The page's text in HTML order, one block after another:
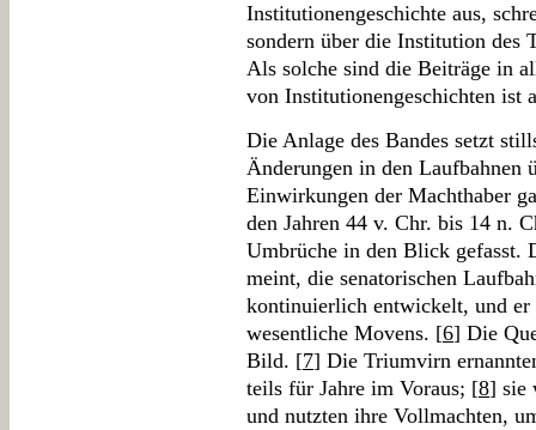
Institutionengeschichte aus,
sondern über die Institution des
Als solche sind die Beiträge in
von Institutionengeschichten ist
Die Anlage des Bandes setzt
Änderungen in den Laufbahnen
Einwirkungen der Machthaber
den Jahren 44 v. Chr. bis 14 n.
Umbrüche in den Blick gefasst.
meint, die senatorischen
kontinuierlich entwickelt, und er
wesentliche Movens. [6] Die
Bild. [7] Die Triumvirn
teils für Jahre im Voraus; [8] sie
und nutzten ihre Vollmachten,